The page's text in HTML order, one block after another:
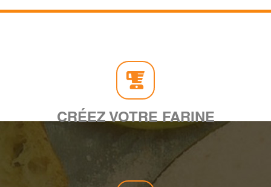
CRÉEZ VOTRE FARINE